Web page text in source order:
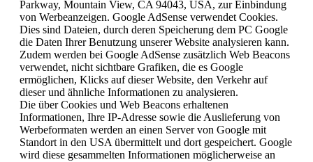
Parkway, Mountain View, CA 94043, USA, zur Einbindung
von Werbeanzeigen. Google AdSense verwendet Cookies.
Dies sind Dateien, durch deren Speicherung dem PC Google
die Daten Ihrer Benutzung unserer Website analysieren kann.
Zudem werden bei Google AdSense zusätzlich Web Beacons
verwendet, nicht sichtbare Grafiken, die es Google
ermöglichen, Klicks auf dieser Website, den Verkehr auf
dieser und ähnliche Informationen zu analysieren.
Die über Cookies und Web Beacons erhaltenen
Informationen, Ihre IP-Adresse sowie die Auslieferung von
Werbeformaten werden an einen Server von Google mit
Standort in den USA übermittelt und dort gespeichert. Google
wird diese gesammelten Informationen möglicherweise an